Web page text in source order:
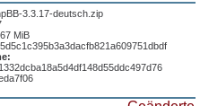
3.3.17-deutsch.zip
MiB
5d5c1c395b3a3dacfb821a609751dbdf